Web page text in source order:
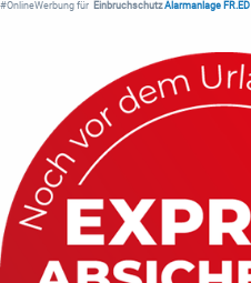
#OnlineWerbung für Einbruchschutz Alarmanlage FR.ED